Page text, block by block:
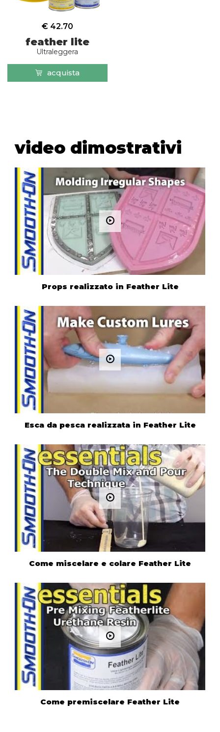
feather lite
Ultraleggera
€ 42.70
acquista
video dimostrativi
Props realizzato in Feather Lite
Esca da pesca realizzata in Feather Lite
Come miscelare e colare Feather Lite
Come premiscelare Feather Lite